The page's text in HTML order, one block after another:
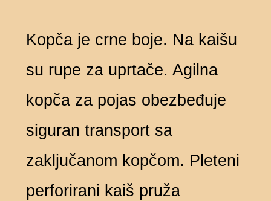
Kopča je crne boje. Na kaišu
su rupe za uprtače. Agilna
kopča za pojas obezbeđuje
siguran transport sa
zaključanom kopčom. Pleteni
perforirani kaiš pruža